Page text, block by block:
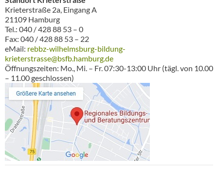
Krieterstraße 2a, Eingang A
21109 Hamburg
Tel.: 040 / 428 88 53 – 0
Fax: 040 / 428 88 53 – 22
eMail: rebbz-wilhelmsburg-bildung-
krieterstrasse@bsfb.hamburg.de
Öffnungszeiten: Mo., Mi. – Fr. 07:30-13:00 Uhr (tägl. von 10.00
– 11.00 geschlossen)